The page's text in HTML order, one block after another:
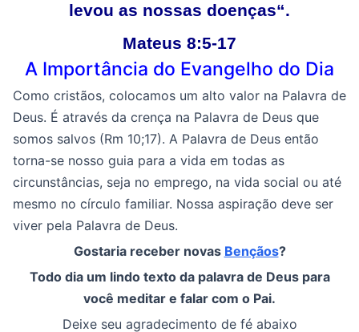
levou as nossas doenças“.
Mateus 8:5-17
A Importância do Evangelho do Dia
Como cristãos, colocamos um alto valor na Palavra de
Deus. É através da crença na Palavra de Deus que
somos salvos (Rm 10;17). A Palavra de Deus então
torna-se nosso guia para a vida em todas as
circunstâncias, seja no emprego, na vida social ou até
mesmo no círculo familiar. Nossa aspiração deve ser
viver pela Palavra de Deus.
Gostaria receber novas Bençãos?
Todo dia um lindo texto da palavra de Deus para
você meditar e falar com o Pai.
Deixe seu agradecimento de fé abaixo